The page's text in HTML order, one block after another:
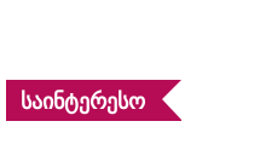
ᲡᲐᲘᲜᲢᲔᲠᲔᲡᲝ